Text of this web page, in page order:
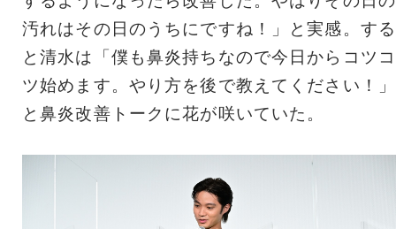
汚れはその日のうちにですね！」と実感。する
と清水は「僕も鼻炎持ちなので今日からコツコ
ツ始めます。やり方を後で教えてください！」
と鼻炎改善トークに花が咲いていた。